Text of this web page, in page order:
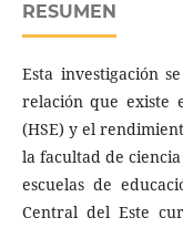
RESUMEN
Esta investigación
relación que existe
(HSE) y el
la facultad de
escuelas de
Central del Este